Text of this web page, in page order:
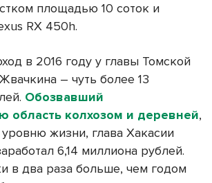
площадью 10 соток и
RX 450h.
в 2016 году у главы Томской
– чуть более 13
Обозвавший
область колхозом и деревней,
жизни, глава Хакасии
6,14 миллиона рублей.
в два раза больше, чем годом